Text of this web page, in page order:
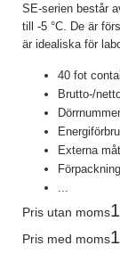
SE-serien består
till -5 °C. De är
är idealiska för
40 fot
Brutto-/
Externa
Pris utan moms
Pris med moms